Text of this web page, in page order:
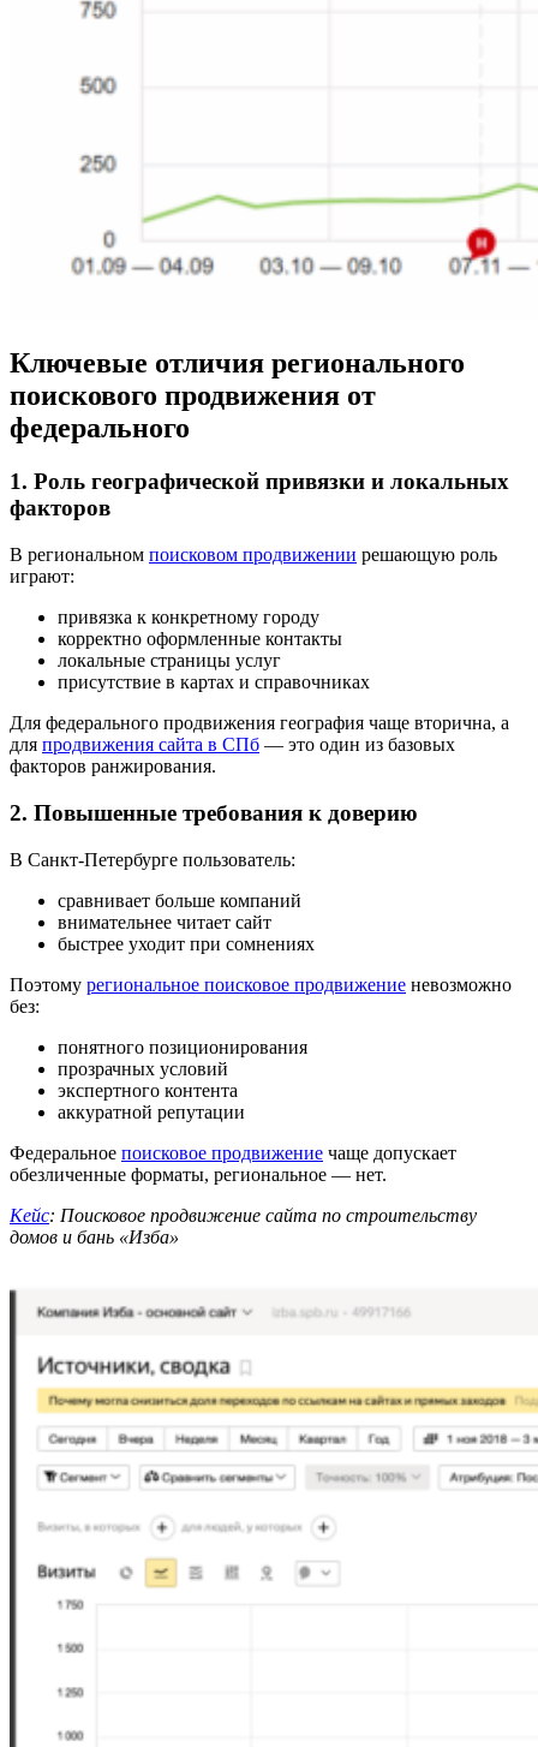
Ключевые отличия регионального
поискового продвижения от
федерального
1. Роль географической привязки и локальных
факторов
В региональном поисковом продвижении решающую роль
играют:
привязка к конкретному городу
корректно оформленные контакты
локальные страницы услуг
присутствие в картах и справочниках
Для федерального продвижения география чаще вторична, а
для продвижения сайта в СПб — это один из базовых
факторов ранжирования.
2. Повышенные требования к доверию
В Санкт-Петербурге пользователь:
сравнивает больше компаний
внимательнее читает сайт
быстрее уходит при сомнениях
Поэтому региональное поисковое продвижение невозможно
без:
понятного позиционирования
прозрачных условий
экспертного контента
аккуратной репутации
Федеральное поисковое продвижение чаще допускает
обезличенные форматы, региональное — нет.
Кейс: Поисковое продвижение сайта по строительству
домов и бань «Изба»